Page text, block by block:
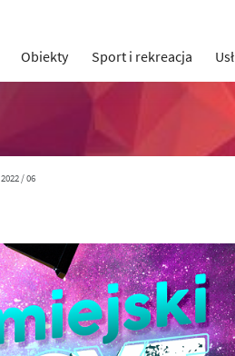
Obiekty Sport i rekreacja
2022 / 06